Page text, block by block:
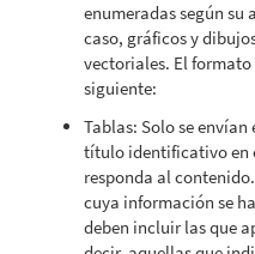
enumeradas según su
caso, gráficos y
vectoriales. El
siguiente:
Tablas: Solo se envían
título identificativo en
responda al
cuya información se
deben incluir las que